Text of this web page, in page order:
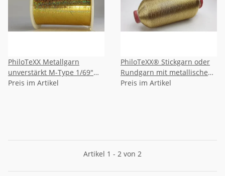
PhiloTeXX Metallgarn
unverstärkt M-Type 1/69"
Schnittbreite 0,37 mm
Preis im Artikel
PhiloTeXX® Stickgarn oder
Rundgarn mit metallischem
Glanz
Preis im Artikel
Artikel 1 - 2 von 2